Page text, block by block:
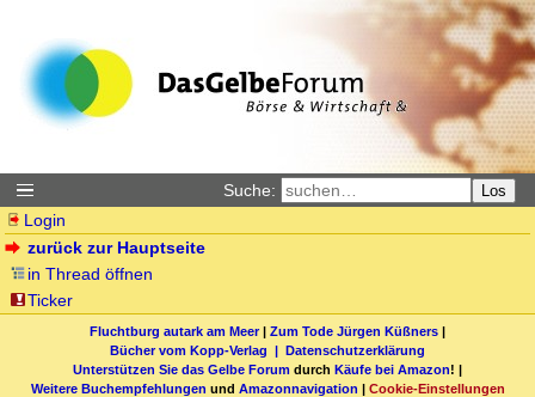
Suche: Los
Login
zurück zur Hauptseite
in Thread öffnen
Ticker
Fluchtburg autark am Meer| Zum Tode Jürgen Küßners |
Bücher vom Kopp-Verlag | Datenschutzerklärung
Unterstützen Sie das Gelbe Forum durch Käufe bei Amazon! |
Weitere Buchempfehlungen und Amazonnavigation | Cookie-Einstellungen